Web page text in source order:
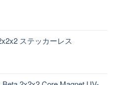
ステッカーレス